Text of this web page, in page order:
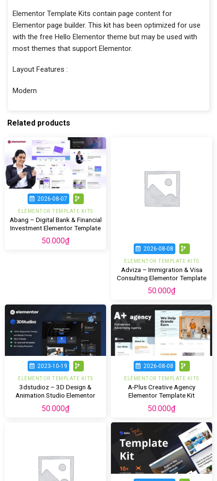
Elementor Template Kits contain page content for
Elementor page builder. This kit has been optimized for use
with the free Hello Elementor theme but may be used with
most themes that support Elementor.
Layout Features :
Modern
Related products
2026-08-07
ELEMENTOR TEMPLATE KITS
Abang – Digital Bank & Financial
Investment Elementor Template
Kit
50.000₫
2026-08-08
ELEMENTOR TEMPLATE KITS
Adviza – Immigration & Visa
Consulting Elementor Template
Kit
50.000₫
2023-10-19
ELEMENTOR TEMPLATE KITS
3dstudioz – 3D Design &
Animation Studio Elementor
50.000₫
2026-08-08
ELEMENTOR TEMPLATE KITS
A-Plus Creative Agency
Elementor Template Kit
50.000₫